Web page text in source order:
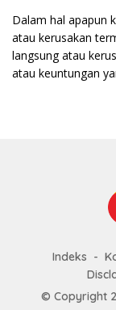
Dalam hal apapun
atau kerusakan
langsung atau
atau keuntungan
Indeks
© Copyright